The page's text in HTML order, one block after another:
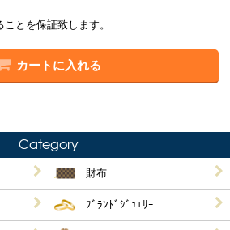
とを保証致します。
カートに入れる
Category
財布
ﾌﾞﾗﾝﾄﾞｼﾞｭｴﾘｰ